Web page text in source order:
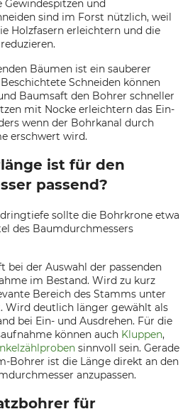
Gewindespitzen und
sind im Forst nützlich, weil
Holzfasern erleichtern und die
Bäumen ist ein sauberer
Schneiden können
Baumsaft den Bohrer schneller
mit Nocke erleichtern das Ein-
wenn der Bohrkanal durch
erschwert wird.
ist für den
passend?
sollte die Bohrkrone etwa
des Baumdurchmessers
bei der Auswahl der passenden
im Bestand. Wird zu kurz
Bereich des Stamms unter
Wird deutlich länger gewählt als
bei Ein- und Ausdrehen. Für die
können auch Kluppen,
sinnvoll sein. Gerade
Bohrer ist die Länge direkt an den
anzupassen.
für